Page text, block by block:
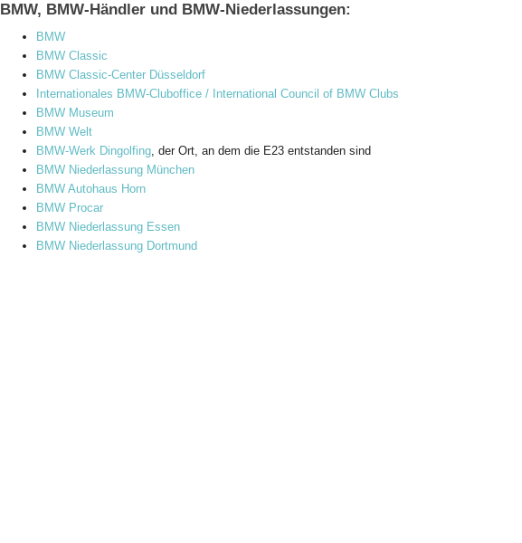
BMW, BMW-Händler und BMW-Niederlassungen:
BMW
BMW Classic
BMW Classic-Center Düsseldorf
Internationales BMW-Cluboffice / International Council of BMW Clubs
BMW Museum
BMW Welt
BMW-Werk Dingolfing, der Ort, an dem die E23 entstanden sind
BMW Niederlassung München
BMW Autohaus Horn
BMW Procar
BMW Niederlassung Essen
BMW Niederlassung Dortmund